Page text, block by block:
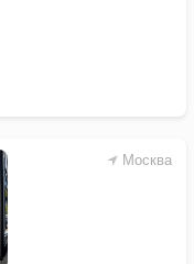
Москва